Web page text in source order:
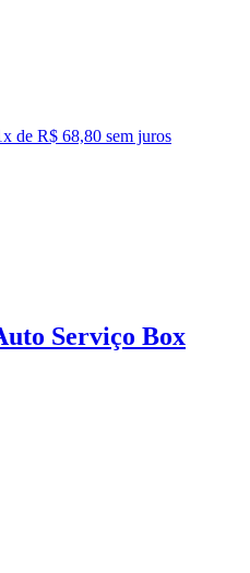
x de R$ 68,80 sem juros
Serviço Box